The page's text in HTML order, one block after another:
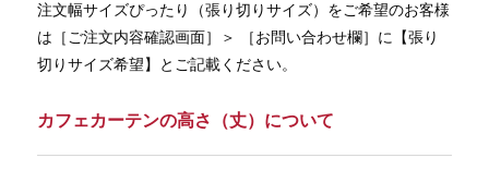
注文幅サイズぴったり（張り切りサイズ）をご希望のお客様
は［ご注文内容確認画面］＞ ［お問い合わせ欄］に【張り
切りサイズ希望】とご記載ください。
カフェカーテンの高さ（丈）について